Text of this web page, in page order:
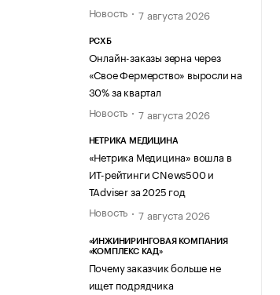
Новость
7 августа 2026
РСХБ
Онлайн-заказы зерна через
«Свое Фермерство» выросли на
30% за квартал
Новость
7 августа 2026
НЕТРИКА МЕДИЦИНА
«Нетрика Медицина» вошла в
ИТ-рейтинги CNews500 и
TAdviser за 2025 год
Новость
7 августа 2026
«ИНЖИНИРИНГОВАЯ КОМПАНИЯ
«КОМПЛЕКС КАД»
Почему заказчик больше не
ищет подрядчика